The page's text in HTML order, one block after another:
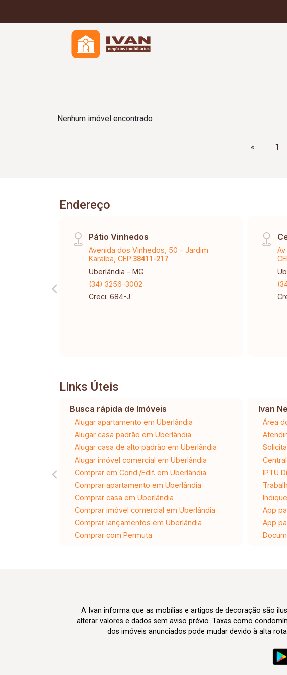
Nenhum imóvel encontrado
« 1
Endereço
Pátio Vinhedos
Avenida dos Vinhedos, 50 - Jardim
Karaíba, CEP:38411-217
Uberlândia - MG
(34) 3256-3002
Creci: 684-J
Links Úteis
Busca rápida de Imóveis
Alugar apartamento em Uberlândia
Alugar casa padrão em Uberlândia
Alugar casa de alto padrão em Uberlândia
Alugar imóvel comercial em Uberlândia
Comprar em Cond./Edif. em Uberlândia
Comprar apartamento em Uberlândia
Comprar casa em Uberlândia
Comprar imóvel comercial em Uberlândia
Comprar lançamentos em Uberlândia
Comprar com Permuta
Ivan
Área
IPTU
App
App
A Ivan informa que as mobílias e artigos de decoração são
alterar valores e dados sem aviso prévio. Taxas como
dos imóveis anunciados pode mudar devido à alta